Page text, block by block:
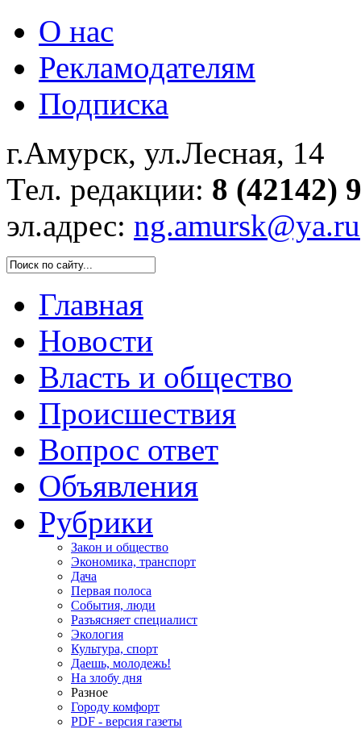
О нас
Рекламодателям
Подписка
г.Амурск, ул.Лесная, 14
Тел. редакции: 8 (42142)
эл.адрес: ng.amursk@ya.ru
Главная
Новости
Власть и общество
Происшествия
Вопрос ответ
Объявления
Рубрики
Закон и общество
Экономика, транспорт
Дача
Первая полоса
События, люди
Разъясняет специалист
Экология
Культура, спорт
Даешь, молодежь!
На злобу дня
Разное
Городу комфорт
PDF - версия газеты